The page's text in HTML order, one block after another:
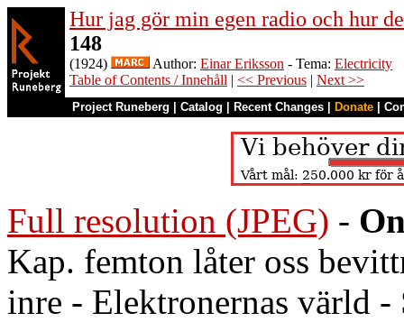
Hur jag gör min egen radio och hur
148
(1924) Author: Einar Eriksson - Tema: Electricity
Table of Contents / Innehåll | << Previous | Next >>
Project Runeberg Catalog Recent Changes Donate
Full resolution (JPEG) -
Kap. femton låter oss
inre - Elektronernas värld -